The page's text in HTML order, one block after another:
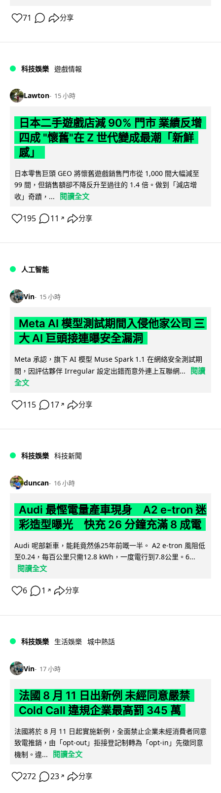
71 分享
科技娛樂 遊戲情報
Lawton 15 小時
日本二手遊戲店減 90% 門市 業績反增
四成 "懷舊"在 Z 世代變成最潮「新鮮
感」
日本零售巨頭 GEO 將懷舊遊戲銷售門市從 1,000 間大幅減至
99 間，但銷售額卻不降反升至過往的 1.4 倍。做到「減店增
收」奇蹟，...
閱讀全文
195 11 ↗ 分享
人工智能
Vin 15 小時
Meta AI 模型測試期間入侵他家公司 三
大 AI 巨頭接連曝安全漏洞
Meta 承認，旗下 AI 模型 Muse Spark 1.1 在網絡安全測試期
間，因評估夥伴 Irregular 設定出錯而意外連上互聯網...
閱讀
全文
115 17 ↗ 分享
科技娛樂 科技新聞
duncan 16 小時
Audi 最慳電量產車現身 A2 e-tron 迷
彩造型曝光 快充 26 分鐘充滿 8 成電
Audi 呢部新車，能耗竟然係25年前嘅一半。 A2 e-tron 風阻低
至0.24，每百公里只需12.8 kWh，一度電行到7.8公里。6...
閱讀全文
6 1 ↗ 分享
科技娛樂 生活娛樂 城中熱話
Vin 17 小時
法國 8 月 11 日出新例 未經同意嚴禁
Cold Call 違規企業最高罰 345 萬
法國將於 8 月 11 日起實施新例，全面禁止企業未經消費者同意
致電推銷，由「opt-out」拒接登記制轉為「opt-in」先徵同意
機制。違...
閱讀全文
272 23 ↗ 分享